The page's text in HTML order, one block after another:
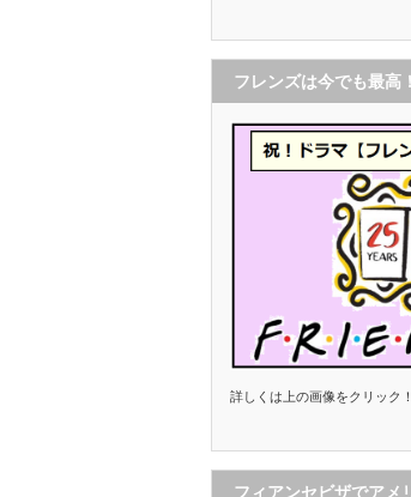
フレンズは今でも最高！
詳しくは上の画像をクリック！
フィアンセビザでアメ